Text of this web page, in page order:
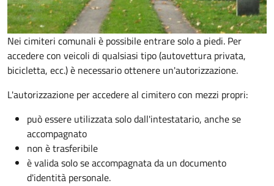
Nei cimiteri comunali è possibile entrare solo a piedi. Per
accedere con veicoli di qualsiasi tipo (autovettura privata,
bicicletta, ecc.) è necessario ottenere un'autorizzazione.
L'autorizzazione per accedere al cimitero con mezzi propri:
può essere utilizzata solo dall'intestatario, anche se
accompagnato
non è trasferibile
è valida solo se accompagnata da un documento
d'identità personale.